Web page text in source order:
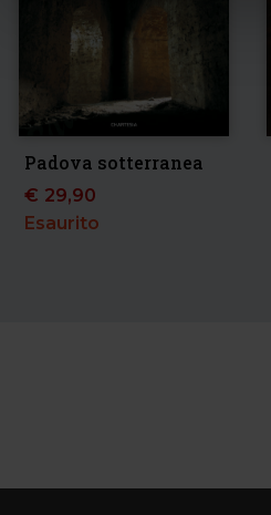
Padova sotterranea
€ 29,90
Esaurito